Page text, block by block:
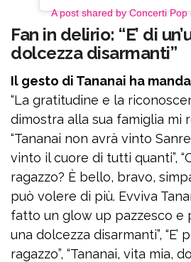
A post shared by Concerti
Fan in delirio: “E’ di
dolcezza disarmanti”
Il gesto di Tananai ha
“La gratitudine e la
dimostra alla sua famiglia mi
“Tananai non avrà vinto
vinto il cuore di tutti quanti”,
ragazzo? È bello, bravo,
può volere di più. Evviva
fatto un glow up pazzesco e
una dolcezza disarmanti”,
ragazzo”, “Tananai, vita mia,